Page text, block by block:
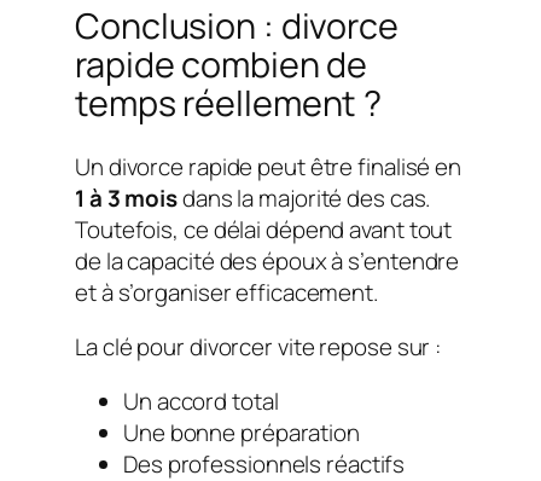
Conclusion : divorce
rapide combien de
temps réellement ?
Un divorce rapide peut être finalisé en
1 à 3 moisdans la majorité des cas.
Toutefois, ce délai dépend avant tout
de la capacité des époux à s’entendre
et à s’organiser efficacement.
La clé pour divorcer vite repose sur :
Un accord total
Une bonne préparation
Des professionnels réactifs